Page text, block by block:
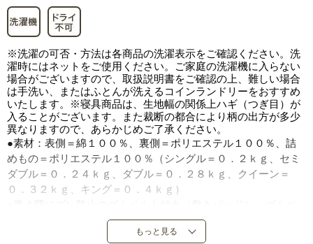
※洗濯の可否・方法は各商品の洗濯表示をご確認ください。洗
濯時にはネットをご使用ください。ご家庭の洗濯機に入らない
場合がございますので、取扱説明書をご確認の上、難しい場合
は手洗い、またはふとんが洗えるコインランドリーをおすすめ
いたします。※寝具商品は、生地幅の関係上ハギ（つぎ目）が
入ることがございます。また裁断の都合により柄の出方が多少
異なりますので、あらかじめご了承ください。
●素材：表側＝綿１００％、裏側＝ポリエステル１００％、詰
めもの＝ポリエステル１００％（シングル＝０．２ｋｇ、セミ
ダブル＝０．２４ｋｇ、ダブル＝０．２８ｋｇ、クイーン＝
０．３２ｋｇ、キング＝０．４ｋｇ）
ルト２本付き（枕パッド）
もっと見る